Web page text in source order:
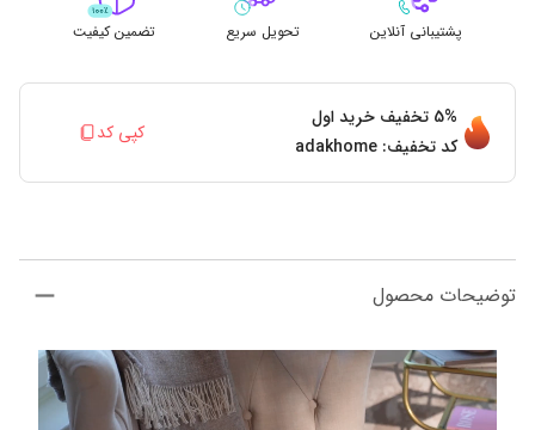
پشتیبانی آنلاین تحویل سریع تضمین کیفیت
5% تخفیف خرید اول
کد تخفیف: adakhome
کپی کد
توضیحات محصول